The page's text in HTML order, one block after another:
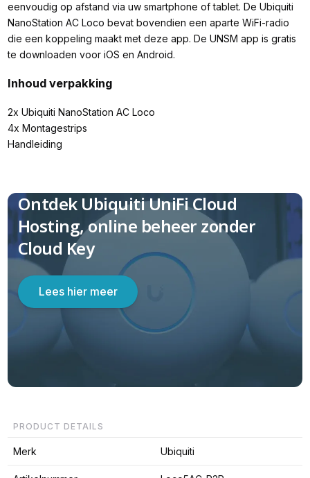
eenvoudig op afstand via uw smartphone of tablet. De Ubiquiti
NanoStation AC Loco bevat bovendien een aparte WiFi-radio
die een koppeling maakt met deze app. De UNSM app is gratis
te downloaden voor iOS en Android.
Inhoud verpakking
2x Ubiquiti NanoStation AC Loco
4x Montagestrips
Handleiding
Ontdek Ubiquiti UniFi Cloud
Hosting, online beheer zonder
Cloud Key
Lees hier meer
PRODUCT DETAILS
Merk Ubiquiti